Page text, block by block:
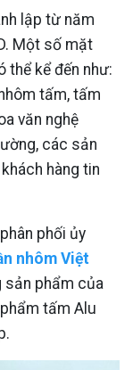
lập từ năm
Một số mặt
thể kể đến như:
tấm, tấm
văn nghệ
các sản
hàng tin
phối ủy
nhôm Việt
sản phẩm của
tấm Alu